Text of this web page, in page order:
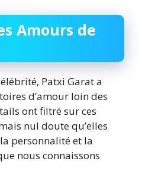
Amours de
Patxi Garat a
d’amour loin des
ont filtré sur ces
nul doute qu’elles
personnalité et la
nous connaissons